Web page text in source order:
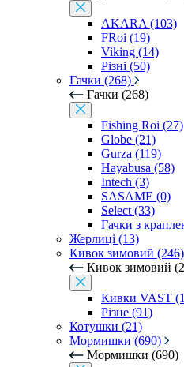
AKARA (103)
FRoi (19)
Viking (14)
Різні (50)
Гачки (268)
Гачки (268)
Fishing Roi (27)
Globe (21)
Gurza (119)
Hayabusa (58)
Intech (3)
SASAME (0)
Select (33)
Гачки з
Жерлиці (13)
Кивок зимовий (246)
Кивок зимовий
Кивки VAST
Різне (91)
Котушки (21)
Мормишки (690)
Мормишки (690)